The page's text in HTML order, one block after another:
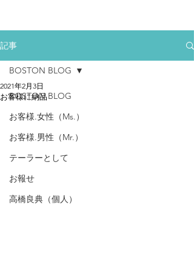
記事
BOSTON BLOG
お客様.女性（Ms.）
お客様.男性（Mr.）
テーラーとして
お報せ
高橋良典（個人）
BOSTON BLOG
お客様に納品
2021年2月3日